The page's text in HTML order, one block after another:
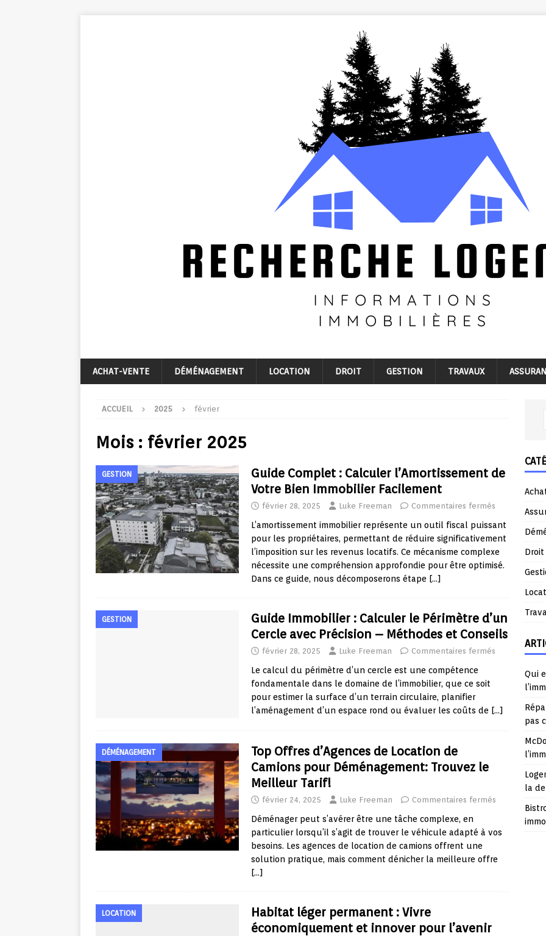
ACHAT-VENTE DÉMÉNAGEMENT LOCATION DROIT GESTION TRAVAUX
ACCUEIL 2025 février
Mois : février 2025
GESTION
Guide Complet : Calculer l’Amortissement de
Votre Bien Immobilier Facilement
février 28, 2025 Luke Freeman Commentaires fermés
L’amortissement immobilier représente un outil fiscal puissant
pour les propriétaires, permettant de réduire significativement
l’imposition sur les revenus locatifs. Ce mécanisme complexe
nécessite une compréhension approfondie pour être optimisé.
Dans ce guide, nous décomposerons étape […]
GESTION
Guide Immobilier : Calculer le Périmètre d’un
Cercle avec Précision – Méthodes et Conseils
février 28, 2025 Luke Freeman Commentaires fermés
Le calcul du périmètre d’un cercle est une compétence
fondamentale dans le domaine de l’immobilier, que ce soit
pour estimer la surface d’un terrain circulaire, planifier
l’aménagement d’un espace rond ou évaluer les coûts de […]
DÉMÉNAGEMENT
Top Offres d’Agences de Location de
Camions pour Déménagement: Trouvez le
Meilleur Tarif!
février 24, 2025 Luke Freeman Commentaires fermés
Déménager peut s’avérer être une tâche complexe, en
particulier lorsqu’il s’agit de trouver le véhicule adapté à vos
besoins. Les agences de location de camions offrent une
solution pratique, mais comment dénicher la meilleure offre
[…]
LOCATION
Habitat léger permanent : Vivre
économiquement et innover pour l’avenir
Droit
Qui
pas
la